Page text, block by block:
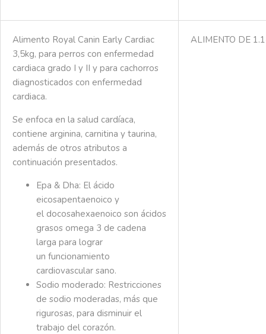
Alimento Royal Canin Early Cardiac
3,5kg, para perros con enfermedad
cardiaca grado I y II y para cachorros
diagnosticados con enfermedad
cardiaca.
Se enfoca en la salud cardíaca,
contiene arginina, carnitina y taurina,
además de otros atributos a
continuación presentados.
Epa & Dha: El ácido
eicosapentaenoico y
el docosahexaenoico son ácidos
grasos omega 3 de cadena
larga para lograr
un funcionamiento
cardiovascular sano.
Sodio moderado: Restricciones
de sodio moderadas, más que
rigurosas, para disminuir el
trabajo del corazón.
ALIMENTO DE